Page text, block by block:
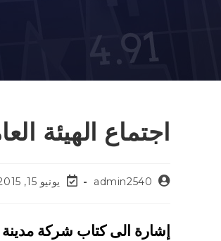
اجتماع الهيئة
admin2540 يونيو 15, 2015
إشارة الى كتاب شركة مدينة العاب